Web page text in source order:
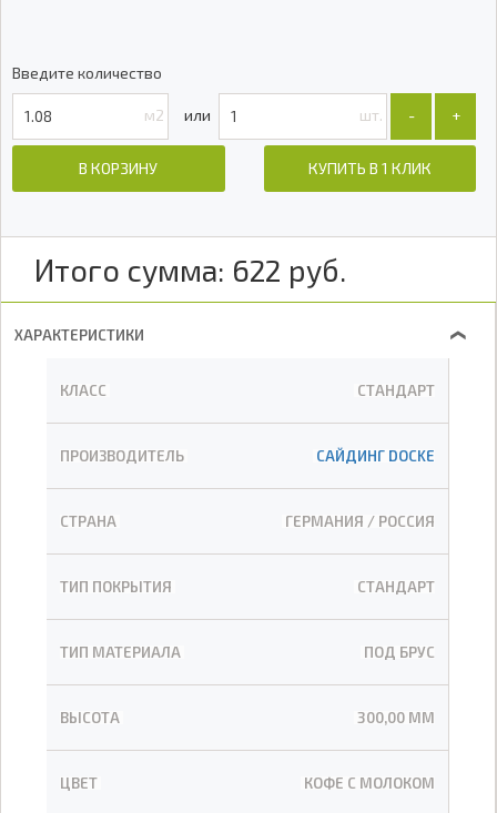
Введите количество
м2 шт. +
-
В КОРЗИНУ КУПИТЬ В 1 КЛИК
Итого сумма: 622 руб.
ХАРАКТЕРИСТИКИ ❯
КЛАСС СТАНДАРТ
ПРОИЗВОДИТЕЛЬ САЙДИНГ DOCKE
СТРАНА ГЕРМАНИЯ / РОССИЯ
ТИП ПОКРЫТИЯ СТАНДАРТ
ТИП МАТЕРИАЛА ПОД БРУС
ВЫСОТА 300,00 ММ
ЦВЕТ КОФЕ С МОЛОКОМ